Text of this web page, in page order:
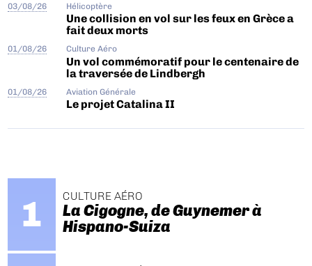
03/08/26 Hélicoptère
Une collision en vol sur les feux en Grèce a
fait deux morts
01/08/26 Culture Aéro
Un vol commémoratif pour le centenaire de
la traversée de Lindbergh
01/08/26 Aviation Générale
Le projet Catalina II
CULTURE AÉRO
La Cigogne, de Guynemer à
Hispano-Suiza